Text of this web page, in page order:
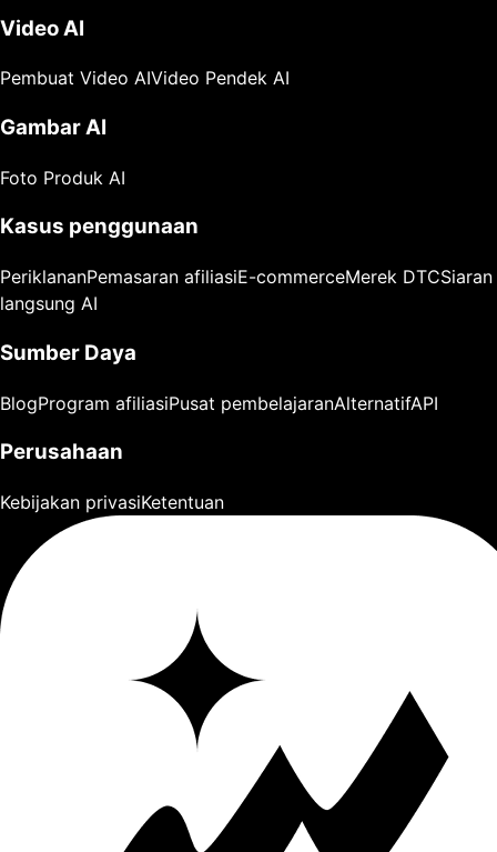
Video AI
Pembuat Video AIVideo Pendek AI
Gambar AI
Foto Produk AI
Kasus penggunaan
PeriklananPemasaran afiliasiE-commerceMerek DTCSiaran
langsung AI
Sumber Daya
BlogProgram afiliasiPusat pembelajaranAlternatifAPI
Perusahaan
Kebijakan privasiKetentuan